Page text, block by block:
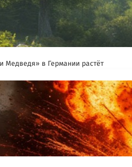
Медведя» в Германии растёт